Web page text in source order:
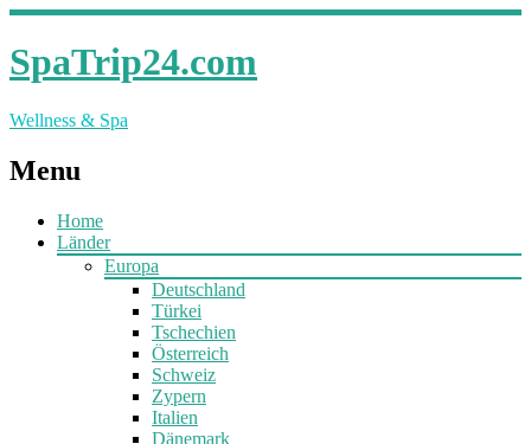
SpaTrip24.com
Wellness & Spa
Menu
Home
Länder
Europa
Deutschland
Türkei
Tschechien
Österreich
Schweiz
Zypern
Italien
Dänemark